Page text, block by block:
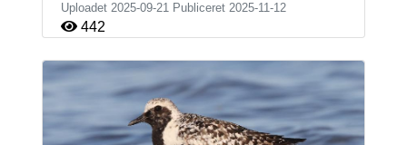
Uploadet 2025-09-21 Publiceret 2025-11-12
442